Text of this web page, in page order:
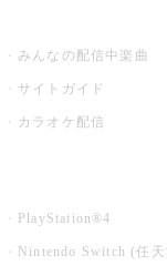
みんなの配信中楽曲
サイトガイド
カラオケ配信
PlayStation®4
Nintendo Switch (任